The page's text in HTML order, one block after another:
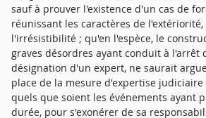
sauf à prouver l'existence d'un cas de
réunissant les caractères de
l'irrésistibilité ; qu'en l'espèce, le
graves désordres ayant conduit à l'arrêt
désignation d'un expert, ne saurait
place de la mesure d'expertise
quels que soient les événements ayant
durée, pour s'exonérer de sa